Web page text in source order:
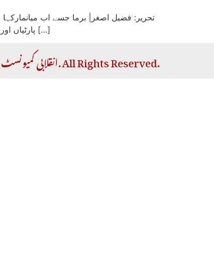
پارٹیاں اور ریاستی ادارے اپنے اپنے مفاد کے لیے استعمال کرنے کی کوشش کر رہے ہیں۔ برما کی ریاست کی جانب سے بدھ انتہا پسندوں […]
Copyright © 2026 RCP | انقلابی کمیونسٹ پارٹی. All Rights Reserved.